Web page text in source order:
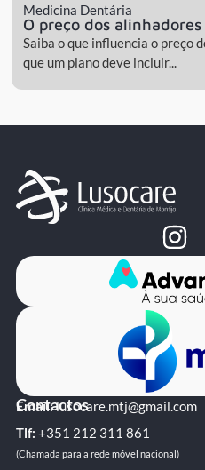
Medicina Dentária
O preço dos
Saiba o que influencia o preço
que um plano deve incluir...
Contactos
Email:lusocare.mtj@gmail.com
Tlf: +351 ‭212 311 861‬
(Chamada para a rede móvel nacional)